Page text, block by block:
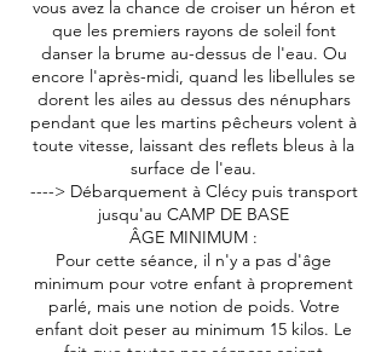
vous avez la chance de croiser un héron et
que les premiers rayons de soleil font
danser la brume au-dessus de l'eau. Ou
encore l'après-midi, quand les libellules se
dorent les ailes au dessus des nénuphars
pendant que les martins pêcheurs volent à
toute vitesse, laissant des reflets bleus à la
surface de l'eau.
----> Débarquement à Clécy puis transport
jusqu'au CAMP DE BASE
ÂGE MINIMUM :
Pour cette séance, il n'y a pas d'âge
minimum pour votre enfant à proprement
parlé, mais une notion de poids. Votre
enfant doit peser au minimum 15 kilos. Le